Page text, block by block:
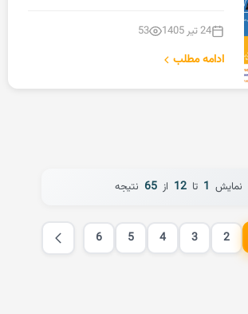
24 تیر 1405 53
ادامه مطلب
نمایش 1 تا 12 از 65 نتیجه
2
3
4
5
6